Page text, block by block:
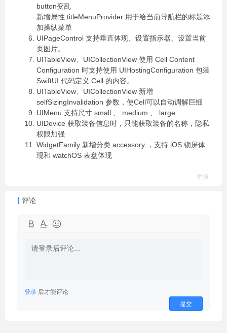
button变乱
新增属性 titleMenuProvider 用于给当前导航栏的标题添
加操纵菜单
UIPageControl 支持垂直体现、设置指示器、设置当前
页图片。
UITableView、UICollectionView 使用 Cell Content
Configuration 时支持使用 UIHostingConfiguration 包装
SwiftUI 代码定义 Cell 的内容。
UITableView、UICollectionView 新增
selfSizingInvalidation 参数，使Cell可以自动调解巨细
UIMenu 支持尺寸 small 、 medium 、 large
UIDevice 获取装备信息时，只能获取装备的名称，隐私
权限加强
WidgetFamily 新增分类 accessory ，支持 iOS 锁屏体
现和 watchOS 表盘体现
举报
评论
登录 后才能评论
提交